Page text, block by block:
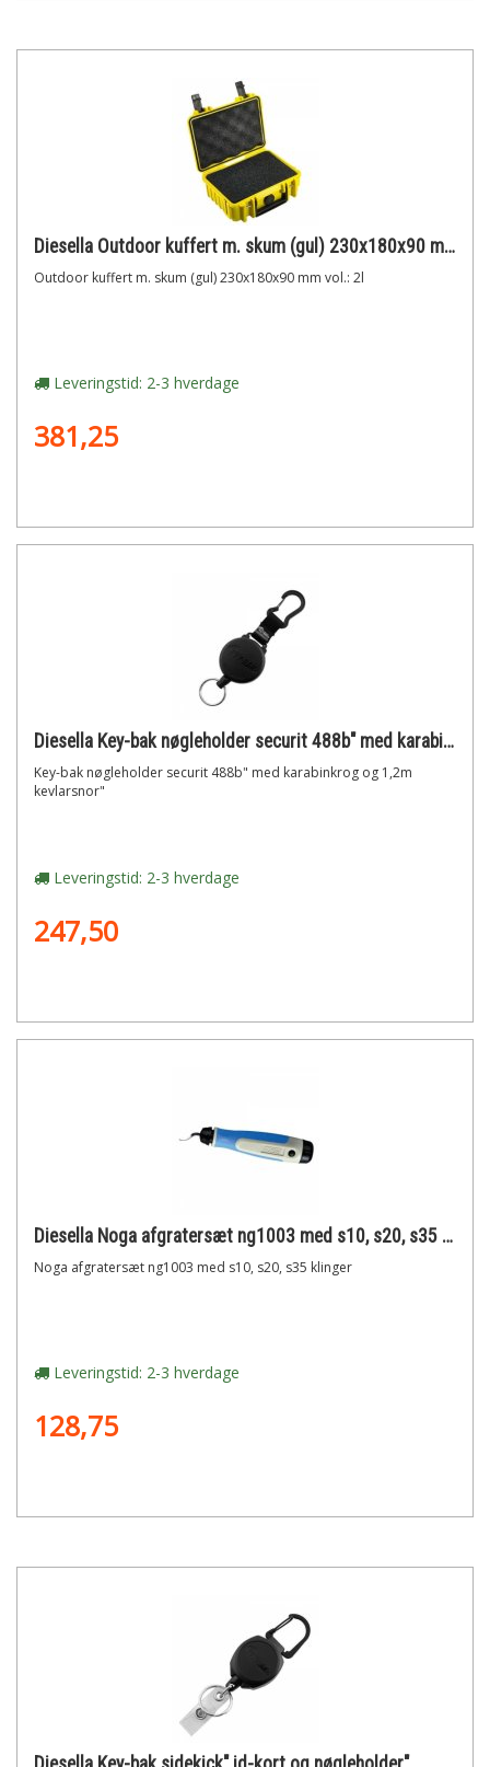
Diesella Outdoor kuffert m. skum (gul) 230x180x90 mm vol.: 2l
Outdoor kuffert m. skum (gul) 230x180x90 mm vol.: 2l
Leveringstid: 2-3 hverdage
381,25
Diesella Key-bak nøgleholder securit 488b" med karabinkrog og 1,2m kevlarsnor"
Key-bak nøgleholder securit 488b" med karabinkrog og 1,2m
kevlarsnor"
Leveringstid: 2-3 hverdage
247,50
Diesella Noga afgratersæt ng1003 med s10, s20, s35 klinger
Noga afgratersæt ng1003 med s10, s20, s35 klinger
Leveringstid: 2-3 hverdage
128,75